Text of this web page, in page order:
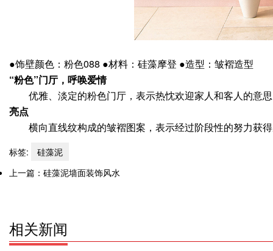
●饰壁颜色：粉色088 ●材料：硅藻摩登 ●造型：皱褶造型
“粉色”门厅，呼唤爱情
优雅、淡定的粉色门厅，表示热忱欢迎家人和客人的意
亮点
横向直线纹构成的皱褶图案，表示经过阶段性的努力获
标签:
硅藻泥
上一篇： 硅藻泥墙面装饰风水
相关新闻